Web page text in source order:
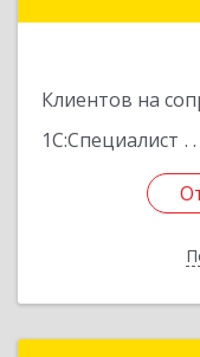
Клиентов на
1С:Специалист